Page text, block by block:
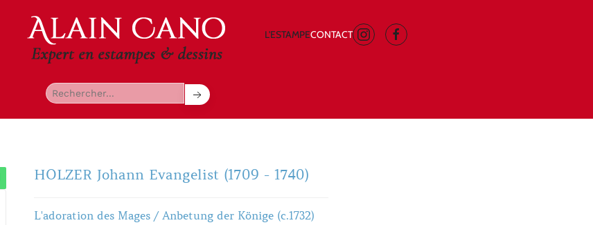
L'ESTAMPECONTACT
HOLZER Johann Evangelist (1709 - 1740)
L'adoration des Mages / Anbetung der Könige (c.1732)